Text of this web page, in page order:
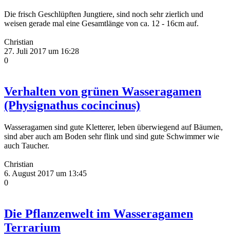
Die frisch Geschlüpften Jungtiere, sind noch sehr zierlich und
weisen gerade mal eine Gesamtlänge von ca. 12 - 16cm auf.
Christian
27. Juli 2017 um 16:28
0
Verhalten von grünen Wasseragamen
(Physignathus cocincinus)
Wasseragamen sind gute Kletterer, leben überwiegend auf Bäumen,
sind aber auch am Boden sehr flink und sind gute Schwimmer wie
auch Taucher.
Christian
6. August 2017 um 13:45
0
Die Pflanzenwelt im Wasseragamen
Terrarium